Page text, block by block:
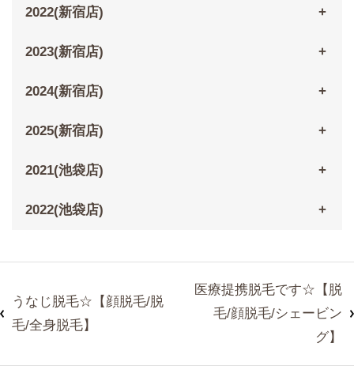
2022(新宿店)
2023(新宿店)
2024(新宿店)
2025(新宿店)
2021(池袋店)
2022(池袋店)
うなじ脱毛☆【顔脱毛/脱
毛/全身脱毛】
医療提携脱毛です☆【脱
毛/顔脱毛/シェービン
グ】